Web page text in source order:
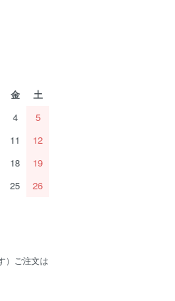
金
土
4
5
11
12
18
19
25
26
）ご注文は